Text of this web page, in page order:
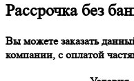
Рассрочка без
Вы можете заказать
компании, с оплатой